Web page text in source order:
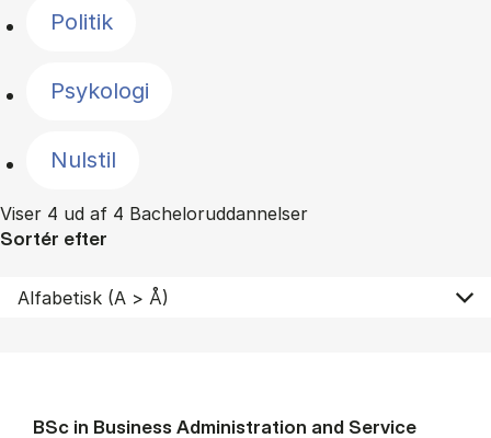
Politik
Psykologi
Nulstil
Viser 4 ud af 4 Bacheloruddannelser
Sortér efter
BSc in Busi­ness Ad­min­is­tra­tion and Ser­vice